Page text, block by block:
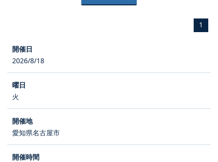
1
2026/8/18
火
愛知県名古屋市